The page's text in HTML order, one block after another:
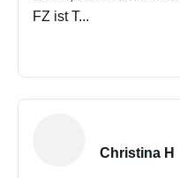
FZ ist T...
Christina H